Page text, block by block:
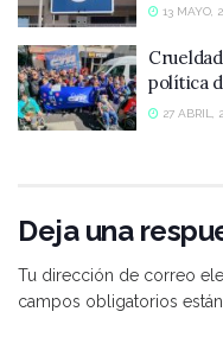
13 MAYO,
política
27 ABRIL,
Deja una
Tu dirección de correo
campos obligatorios